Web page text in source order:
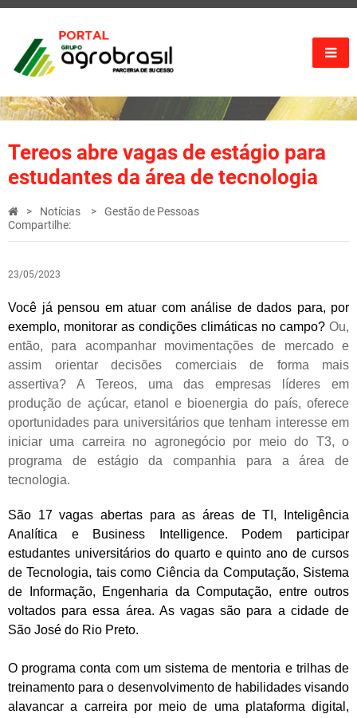
Tereos abre vagas de estágio para
estudantes da área de tecnologia
Notícias
Gestão de Pessoas
Compartilhe:
23/05/2023
Você já pensou em atuar com análise de dados para, por
exemplo, monitorar as condições climáticas no campo? Ou,
então, para acompanhar movimentações de mercado e
assim orientar decisões comerciais de forma mais
assertiva? A Tereos, uma das empresas líderes em
produção de açúcar, etanol e bioenergia do país, oferece
oportunidades para universitários que tenham interesse em
iniciar uma carreira no agronegócio por meio do T3, o
programa de estágio da companhia para a área de
tecnologia.
São 17 vagas abertas para as áreas de TI, Inteligência
Analítica e Business Intelligence. Podem participar
estudantes universitários do quarto e quinto ano de cursos
de Tecnologia, tais como Ciência da Computação, Sistema
de Informação, Engenharia da Computação, entre outros
voltados para essa área. As vagas são para a cidade de
São José do Rio Preto.
O programa conta com um sistema de mentoria e trilhas de
treinamento para o desenvolvimento de habilidades visando
alavancar a carreira por meio de uma plataforma digital,